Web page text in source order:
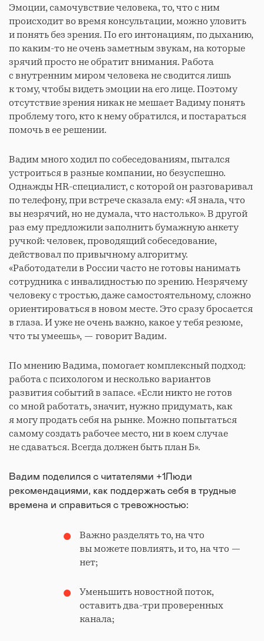
Эмоции, самочувствие человека, то, что с ним
происходит во время консультации, можно уловить
и понять без зрения. По его интонациям, по дыханию,
по каким-то не очень заметным звукам, на которые
зрячий просто не обратит внимания. Работа
с внутренним миром человека не сводится лишь
к тому, чтобы видеть эмоции на его лице. Поэтому
отсутствие зрения никак не мешает Вадиму понять
проблему того, кто к нему обратился, и постараться
помочь в ее решении.
Вадим много ходил по собеседованиям, пытался
устроиться в разные компании, но безуспешно.
Однажды HR-специалист, с которой он разговаривал
по телефону, при встрече сказала ему: «Я знала, что
вы незрячий, но не думала, что настолько». В другой
раз ему предложили заполнить бумажную анкету
ручкой: человек, проводящий собеседование,
действовал по привычному алгоритму.
«Работодатели в России часто не готовы нанимать
сотрудника с инвалидностью по зрению. Незрячему
человеку с тростью, даже самостоятельному, сложно
ориентироваться в новом месте. Это сразу бросается
в глаза. И уже не очень важно, какое у тебя резюме,
что ты умеешь», — говорит Вадим.
По мнению Вадима, помогает комплексный подход:
работа с психологом и несколько вариантов
развития событий в запасе. «Если никто не готов
со мной работать, значит, нужно придумать, как
я могу продать себя на рынке. Можно попытаться
самому создать рабочее место, ни в коем случае
не сдаваться. Всегда должен быть план Б».
Вадим поделился с читателями +1Люди
рекомендациями, как поддержать себя в трудные
времена и справиться с тревожностью:
Важно разделять то, на что
вы можете повлиять, и то, на что —
нет;
Уменьшить новостной поток,
оставить два-три проверенных
канала;